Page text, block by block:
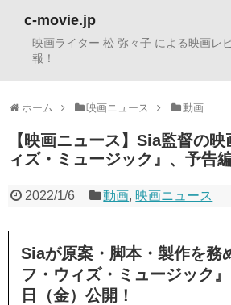
c-movie.jp
映画ライター 松 弥々子 による映画レ
報！
ホーム 映画ニュース 動画
【映画ニュース】Sia監督の
ィズ・ミュージック』、予告
2022/1/6 動画, 映画ニュース
Siaが原案・脚本・製作を務
フ・ウィズ・ミュージック
日（金）公開！